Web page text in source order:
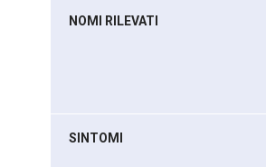
NOMI RILEVATI
SINTOMI